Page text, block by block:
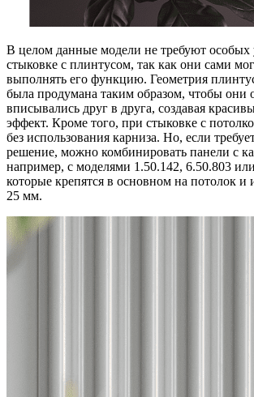
В целом данные модели не требуют особых
стыковке с плинтусом, так как они сами
выполнять его функцию. Геометрия
была продумана таким образом, чтобы они
вписывались друг в друга, создавая
эффект. Кроме того, при стыковке с
без использования карниза. Но, если
решение, можно комбинировать панели с
например, с моделями 1.50.142, 6.50.803
которые крепятся в основном на потолок
25 мм.